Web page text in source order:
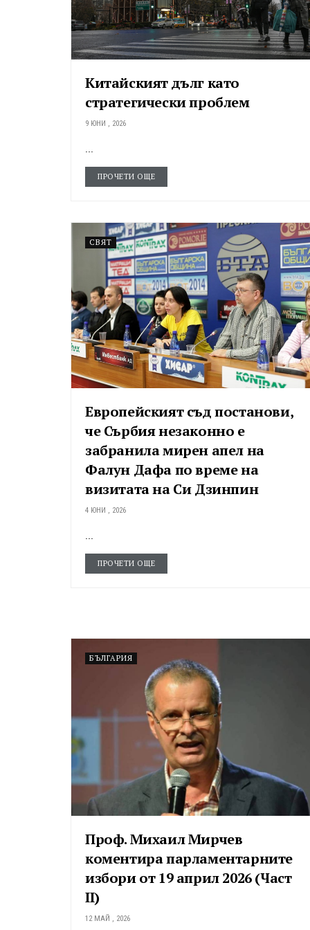
Китайският дълг като
стратегически проблем
9 ЮНИ , 2026
...
ПРОЧЕТИ ОЩЕ
СВЯТ
Европейският съд постанови,
че Сърбия незаконно е
забранила мирен апел на
Фалун Дафа по време на
визитата на Си Дзинпин
4 ЮНИ , 2026
ПРОЧЕТИ ОЩЕ
БЪЛГАРИЯ
Проф. Михаил Мирчев
коментира парламентарните
избори от 19 април 2026 (Част
II)
12 МАЙ , 2026